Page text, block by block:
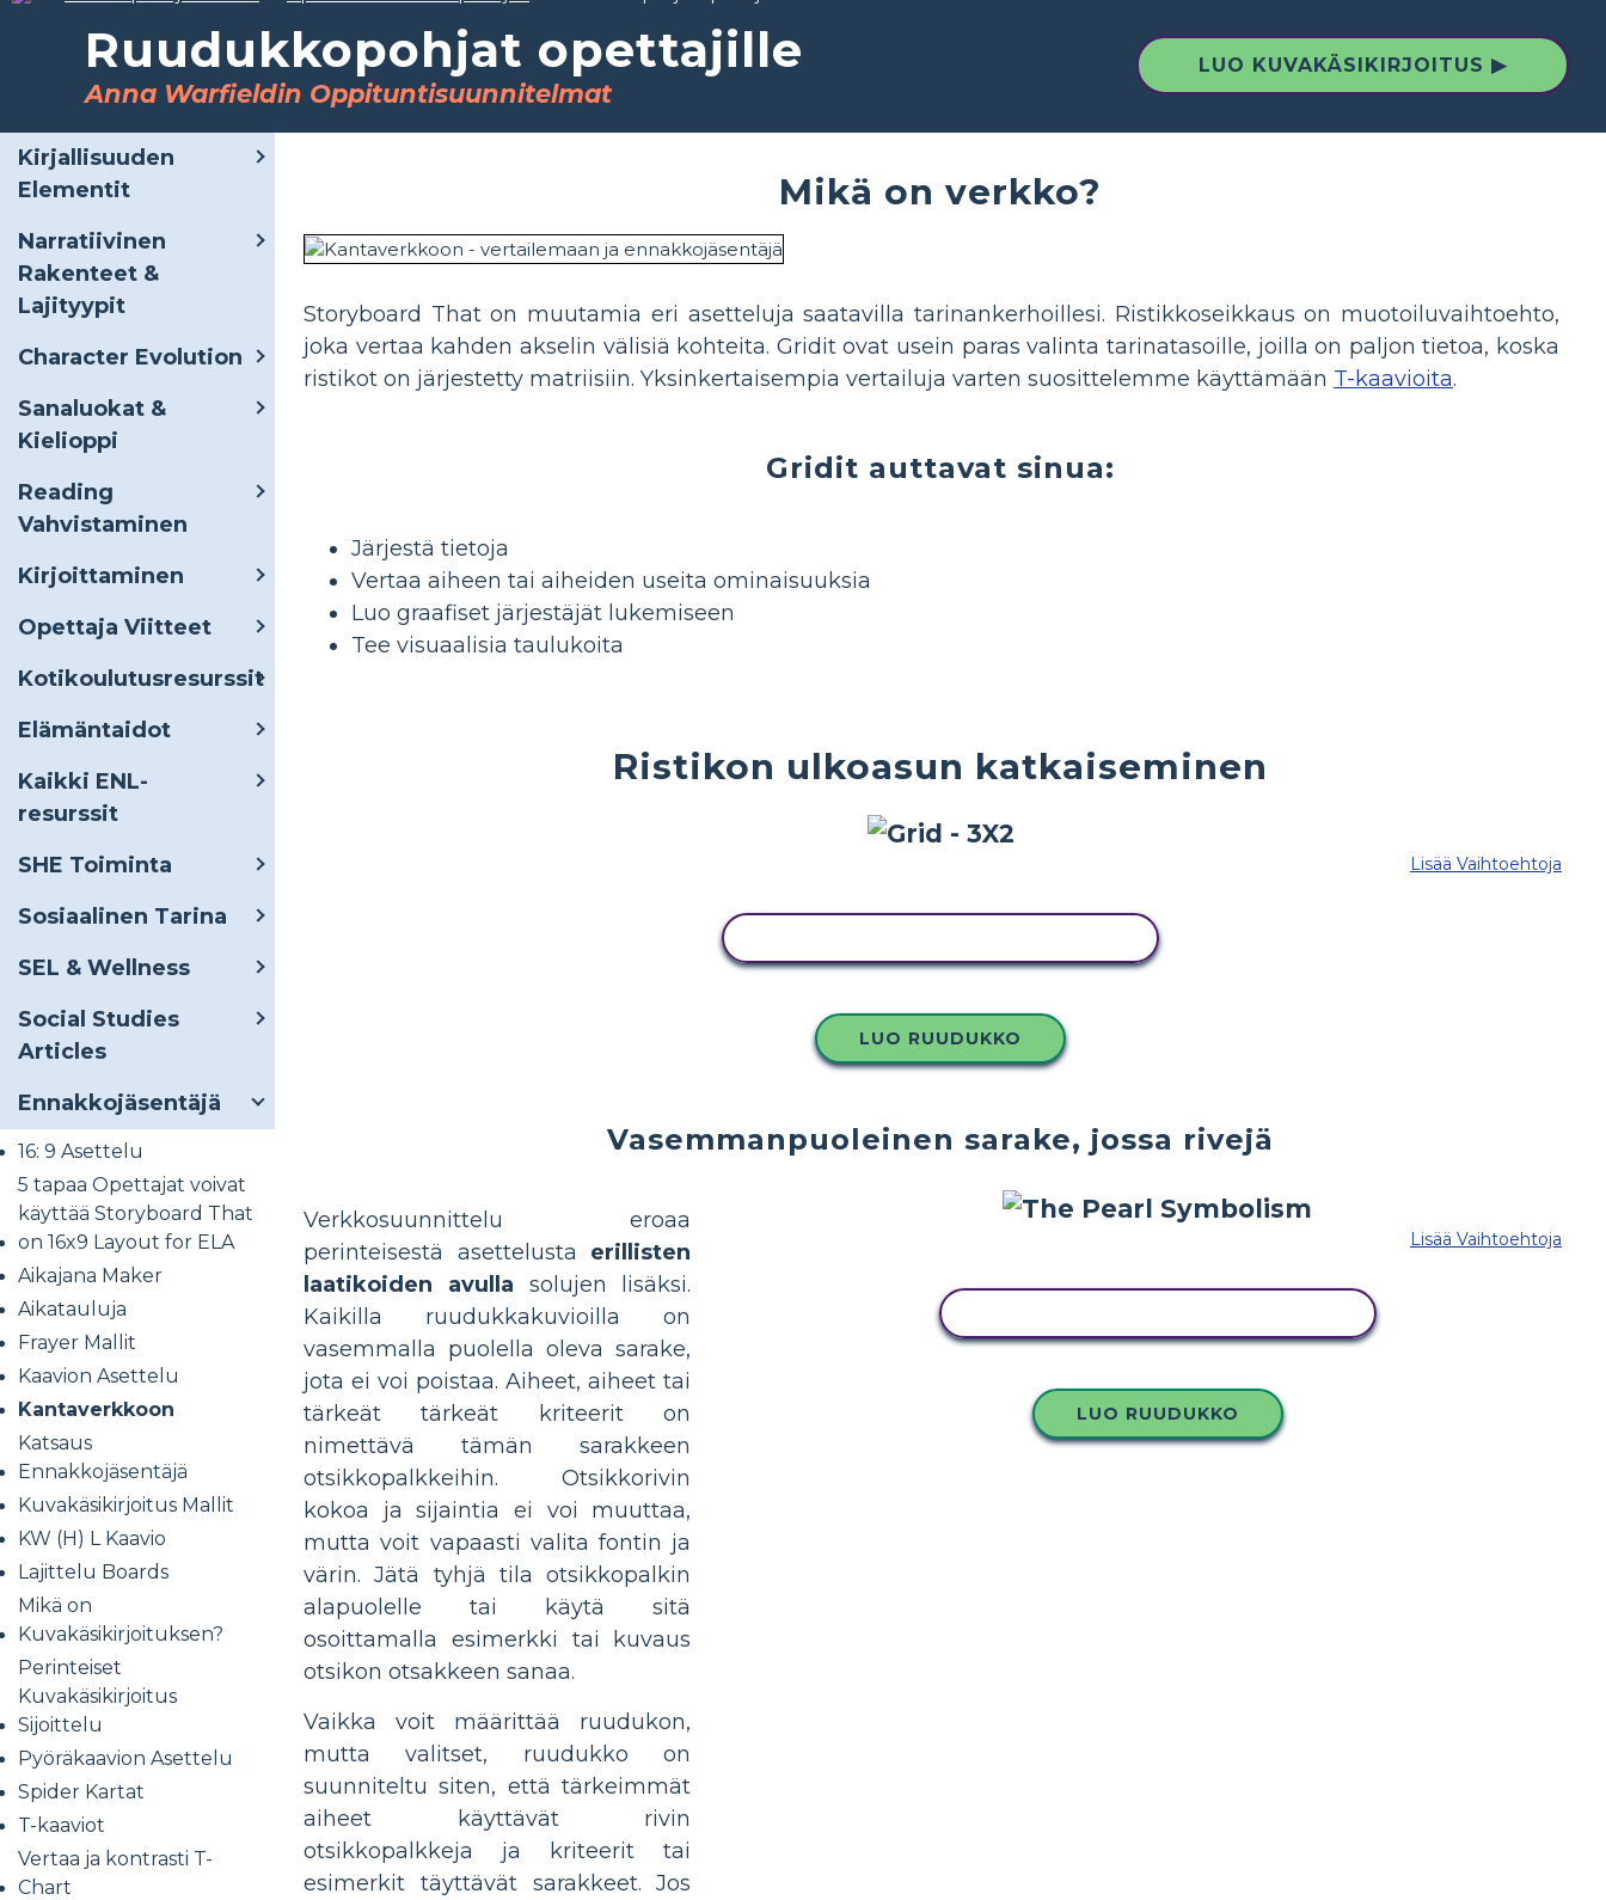
Ruudukkopohjat opettajille
Anna Warfieldin Oppituntisuunnitelmat
LUO KUVAKÄSIKIRJOITUS ▶
Kirjallisuuden
Elementit
Narratiivinen
Rakenteet &
Lajityypit
Character Evolution
Sanaluokat &
Kielioppi
Reading
Vahvistaminen
Kirjoittaminen
Opettaja Viitteet
Kotikoulutusresurssit
Elämäntaidot
Kaikki ENL-
resurssit
SHE Toiminta
Sosiaalinen Tarina
SEL & Wellness
Social Studies
Articles
Ennakkojäsentäjä
16: 9 Asettelu
5 tapaa Opettajat voivat
käyttää Storyboard That
on 16x9 Layout for ELA
Aikajana Maker
Aikatauluja
Frayer Mallit
Kaavion Asettelu
Kantaverkkoon
Katsaus
Ennakkojäsentäjä
Kuvakäsikirjoitus Mallit
KW (H) L Kaavio
Lajittelu Boards
Mikä on
Kuvakäsikirjoituksen?
Perinteiset
Kuvakäsikirjoitus
Sijoittelu
Pyöräkaavion Asettelu
Spider Kartat
T-kaaviot
Vertaa ja kontrasti T-
Chart
Mikä on verkko?
Storyboard That on muutamia eri asetteluja saatavilla tarinankerhoillesi. Ristikkoseikkaus on muotoiluvaihtoehto,
joka vertaa kahden akselin välisiä kohteita. Gridit ovat usein paras valinta tarinatasoille, joilla on paljon tietoa, koska
ristikot on järjestetty matriisiin. Yksinkertaisempia vertailuja varten suosittelemme käyttämään T-kaavioita.
Gridit auttavat sinua:
Järjestä tietoja
Vertaa aiheen tai aiheiden useita ominaisuuksia
Luo graafiset järjestäjät lukemiseen
Tee visuaalisia taulukoita
Ristikon ulkoasun katkaiseminen
Lisää Vaihtoehtoja
LUO RUUDUKKO
Vasemmanpuoleinen sarake, jossa rivejä
Verkkosuunnittelu eroaa
perinteisestä asettelusta erillisten
laatikoiden avulla solujen lisäksi.
Kaikilla ruudukkakuvioilla on
vasemmalla puolella oleva sarake,
jota ei voi poistaa. Aiheet, aiheet tai
tärkeät tärkeät kriteerit on
nimettävä tämän sarakkeen
otsikkopalkkeihin. Otsikkorivin
kokoa ja sijaintia ei voi muuttaa,
mutta voit vapaasti valita fontin ja
värin. Jätä tyhjä tila otsikkopalkin
alapuolelle tai käytä sitä
osoittamalla esimerkki tai kuvaus
otsikon otsakkeen sanaa.
Vaikka voit määrittää ruudukon,
mutta valitset, ruudukko on
suunniteltu siten, että tärkeimmät
aiheet käyttävät rivin
otsikkopalkkeja ja kriteerit tai
esimerkit täyttävät sarakkeet. Jos
Lisää Vaihtoehtoja
LUO RUUDUKKO